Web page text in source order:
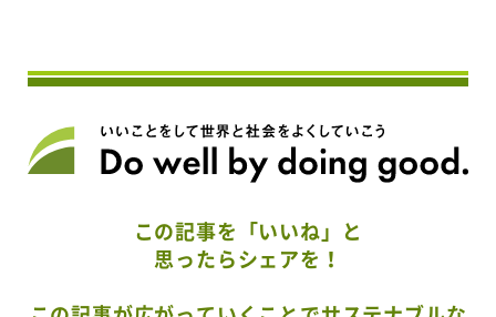
この記事を「いいね」と
思ったらシェアを！